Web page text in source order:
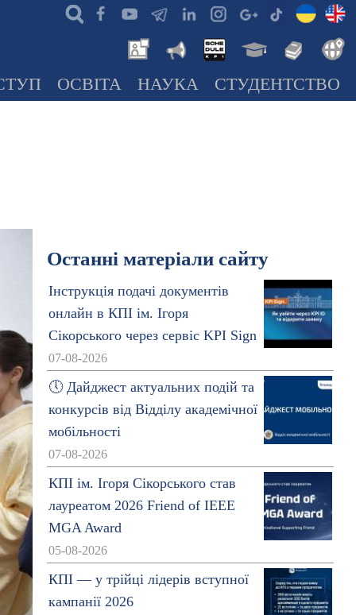
ОСВІТА НАУКА СТУДЕНТСТВО
Останні матеріали сайту
Інструкція подачі документів
онлайн в КПІ ім. Ігоря
Сікорського через сервіс KPI Sign
07-08-2026
🕔 Дайджест актуальних подій та
конкурсів від Відділу академічної
мобільності
07-08-2026
КПІ ім. Ігоря Сікорського став
лауреатом 2026 Friend of IEEE
MGA Award
05-08-2026
КПІ — у трійці лідерів вступної
кампанії 2026